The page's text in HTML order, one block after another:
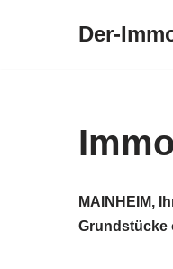
Der-
MAINHEIM,
Grundstücke